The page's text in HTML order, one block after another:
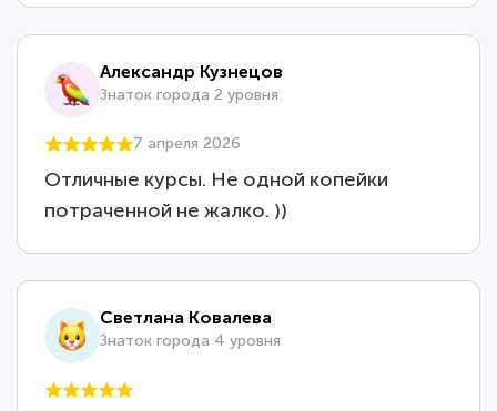
Александр Кузнецов
Знаток города 2 уровня
7 апреля 2026
Отличные курсы. Не одной копейки
потраченной не жалко. ))
Светлана Ковалева
Знаток города 4 уровня